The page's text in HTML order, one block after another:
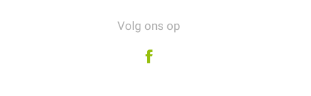
Volg ons op